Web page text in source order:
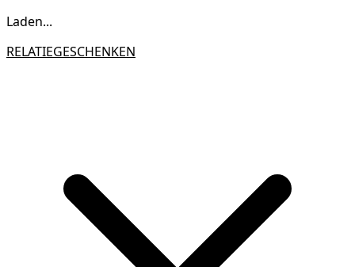
Laden...
RELATIEGESCHENKEN